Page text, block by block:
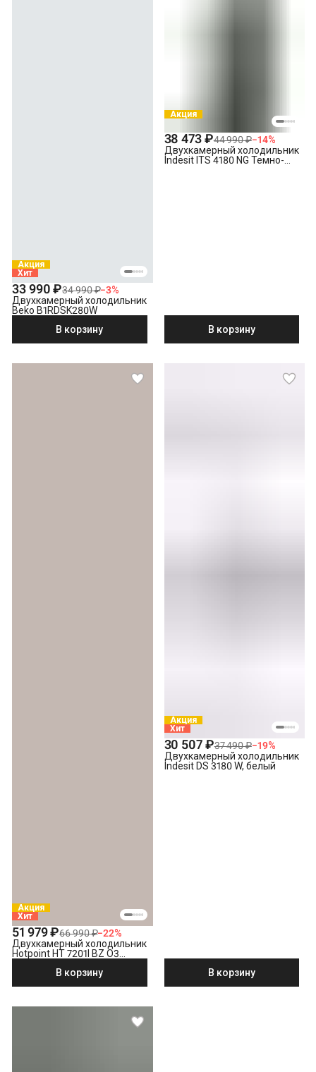
Акция
Хит
33 990 ₽34 990 ₽−3%
Двухкамерный холодильник
Beko B1RDSK280W
В корзину
Акция
38 473 ₽44 990 ₽−14%
Двухкамерный холодильник
Indesit ITS 4180 NG Темно-
В корзину
Акция
Хит
51 979 ₽66 990 ₽−22%
Двухкамерный холодильник
Hotpoint HT 7201I BZ O3
В корзину
Акция
Хит
30 507 ₽37 490 ₽−19%
Двухкамерный холодильник
Indesit DS 3180 W, белый
В корзину